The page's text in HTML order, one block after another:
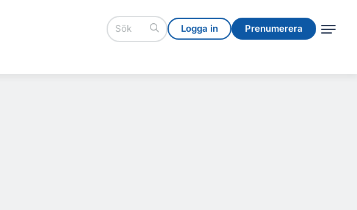
Logga in Prenumerera
Logga in Prenumerera